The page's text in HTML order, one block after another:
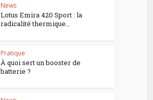
News
Lotus Emira 420 Sport : la
radicalité thermique...
Pratique
À quoi sert un booster de
batterie ?